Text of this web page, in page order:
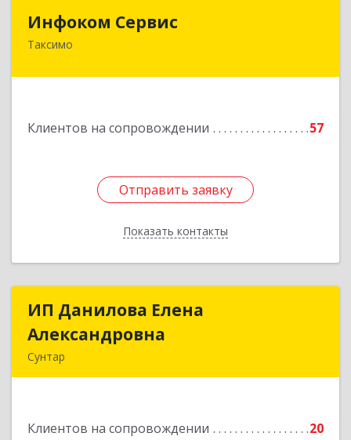
Инфоком Сервис
Таксимо
Клиентов на сопровождении 57
Отправить заявку
Показать контакты
671560, Республика Бурятия, Муйский р-н, пгт.
Отправить заявку
Назад
ИП Данилова Елена
Александровна
Сунтар
Клиентов на сопровождении 20
ИП Данилова Елена